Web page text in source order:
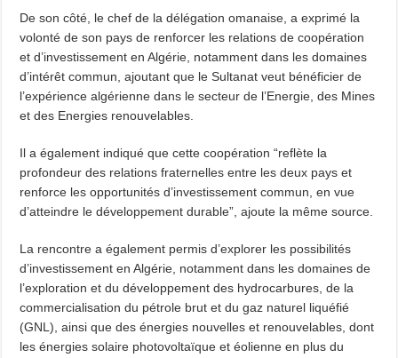
De son côté, le chef de la délégation omanaise, a exprimé la
volonté de son pays de renforcer les relations de coopération
et d’investissement en Algérie, notamment dans les domaines
d’intérêt commun, ajoutant que le Sultanat veut bénéficier de
l’expérience algérienne dans le secteur de l’Energie, des Mines
et des Energies renouvelables.
Il a également indiqué que cette coopération “reflète la
profondeur des relations fraternelles entre les deux pays et
renforce les opportunités d’investissement commun, en vue
d’atteindre le développement durable”, ajoute la même source.
La rencontre a également permis d’explorer les possibilités
d’investissement en Algérie, notamment dans les domaines de
l’exploration et du développement des hydrocarbures, de la
commercialisation du pétrole brut et du gaz naturel liquéfié
(GNL), ainsi que des énergies nouvelles et renouvelables, dont
les énergies solaire photovoltaïque et éolienne en plus du